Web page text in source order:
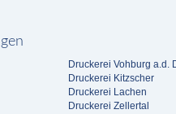
Druckerei Vohburg a.d.
Druckerei Kitzscher
Druckerei Lachen
Druckerei Zellertal